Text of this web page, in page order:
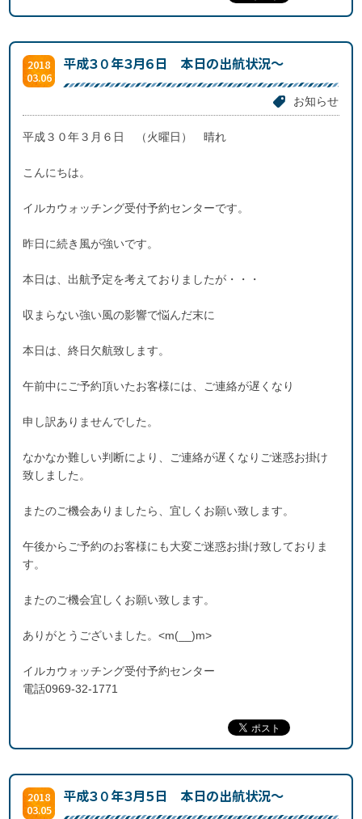
2018
03.06
平成３０年３月６日 本日の出航状況～
お知らせ
平成３０年３月６日 （火曜日） 晴れ
こんにちは。
イルカウォッチング受付予約センターです。
昨日に続き風が強いです。
本日は、出航予定を考えておりましたが・・・
収まらない強い風の影響で悩んだ末に
本日は、終日欠航致します。
午前中にご予約頂いたお客様には、ご連絡が遅くなり
申し訳ありませんでした。
なかなか難しい判断により、ご連絡が遅くなりご迷惑お掛け
致しました。
またのご機会ありましたら、宜しくお願い致します。
午後からご予約のお客様にも大変ご迷惑お掛け致しておりま
す。
またのご機会宜しくお願い致します。
ありがとうございました。<m(__)m>
イルカウォッチング受付予約センター
電話0969-32-1771
2018
03.05
平成３０年３月５日 本日の出航状況～